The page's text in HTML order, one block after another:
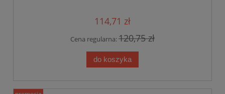
114,71 zł
Cena regularna:120,75 zł
do koszyka